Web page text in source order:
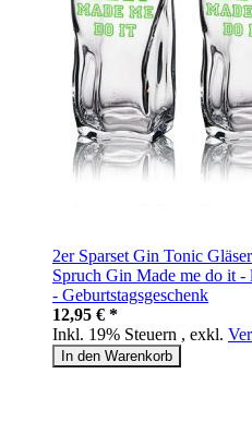
2er Sparset Gin Tonic
Spruch Gin Made me do it
- Geburtstagsgeschenk
12,95 € *
Inkl. 19% Steuern , exkl.
In den Warenkorb